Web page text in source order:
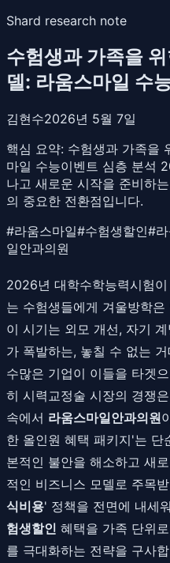
Shard research note
수험생과 가족을
델: 라움스마일 수
김현수2026년 5월 7일
핵심 요약: 수험생과 가족을
마일 수능이벤트 심층 분석
나고 새로운 시작을 준비하
의 중요한 전환점입니다.
#라움스마일#수험생할인#
일안과의원
2026년 대학수학능력시험
는 수험생들에게 겨울방학
이 시기는 외모 개선, 자기
가 폭발하는, 놓칠 수 없는
수많은 기업이 이들을 타겟
히 시력교정술 시장의 경쟁
속에서 라움스마일안과의원
한 올인원 혜택 패키지'는 단
본적인 불안을 해소하고 새
적인 비즈니스 모델로 주목
식비용' 정책을 전면에 내세
험생할인 혜택을 가족 단위
를 극대화하는 전략을 구사